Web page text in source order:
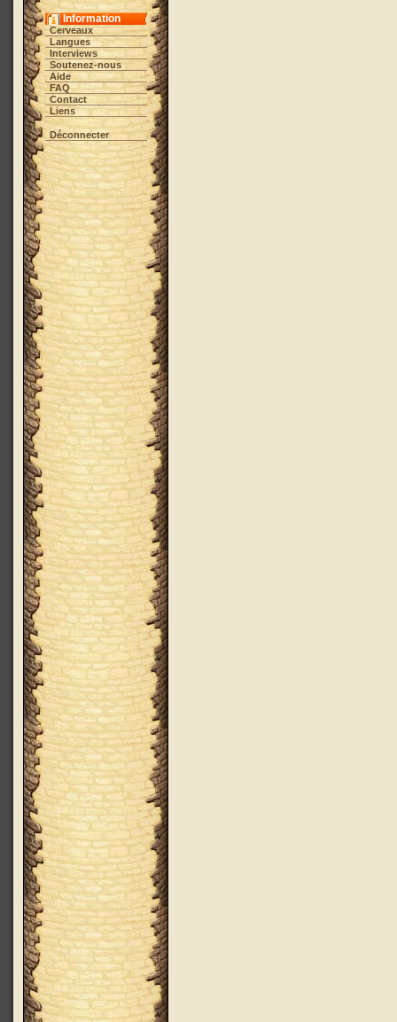
Information
Cerveaux
Langues
Interviews
Soutenez-nous
Aide
FAQ
Contact
Liens
Déconnecter